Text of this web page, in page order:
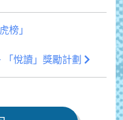
榜」
「悅讀」獎勵計劃